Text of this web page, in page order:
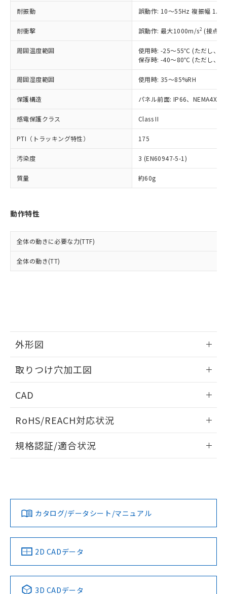
耐振動 誤動作: 10～55Hz 複振幅
耐衝撃 誤動作: 最大1000m/s2 (接点
周囲温度範囲
使用時: -25～55℃ (ただし、氷
保存時: -40～80℃ (ただし、氷
周囲湿度範囲 使用時: 35～85%RH
保護構造 パネル前面: IP66、NEMA4X,
感電保護クラス Class II
PTI（トラッキング特性） 175
汚染度 3 (EN60947-5-1)
質量 約60g
動作特性
全体の動きに必要な力(TTF)
全体の動き(TT)
外形図
取りつけ穴加工図
CAD
ドすることができます。
ログイン/会員登録
ダウンロードデータをご利用いただく前に、以下を必ずお読
みください。
ソフトウェアの使用条件
RoHS/REACH対応状況
EU RoHS 注意事項・凡例
対応済み
中国 RoHS 注意事項・凡例
規格認証/適合状況
カタログ/データシート/マニュアル
2D CADデータ
3D CADデータ
記載している更新日時点での社内デー
タに基づき作成されるものであり、閲
覧された時点での実際の在庫および標
準価格とは異なる場合があることをご
正式な納期状況および標準価格はお客
様のお取引先、またはお客様担当のオ
ムロン制御機器販売店・当社販売員に
オムロン制御機器販売店や当社販売拠
販売ネットワーク
」をご確認
ください。
在庫状況および標準価格結果を当社の
事前の承諾なく第三者に漏洩または開
示しないようお願いします。
マイパーツ機能（部品リスト作成サー
ビス）をご利用いただくには、I-Web
メンバーズにご登録されている必要が
および当社の共同利用者が、当社の製
品・サービスに関するお客様との取
をご了承ください。
※当社の共同利用者とは、"個人情報
鉛(Pb) 1000ppm以下、 水銀(Hg) 1000ppm以下、 カド
六価クロム(Cr(Ⅵ)) 1000ppm以下、ポリ臭化ビフェニル
類(PBB) 1000ppm以下、ポリ臭化ジフェニルエーテル類
(PBDE) 1000ppm以下、フタル酸ビス(2-エチルヘキシ
ル) (DEHP)(別名：DOP) 1000ppm以下、フタル酸ブチ
ルベンジル（BBP） 1000ppm以下、フタル酸ジブチル
（DBP） 1000ppm以下、フタル酸ジイソブチル
(DIBP) 1000ppm以下
但し、RoHS指令で産業用監視および制御機器に対する
適用除外項目は除く。
フタル酸エステル類の４物質については閾値を超える意
図的な使用がないことを確認しています。
※2 対応予定月
部品在庫の切り替え状況などにより、予定
月が前後することがあります。
下記の非含有証明書をダウンロードするこ
とができます。
EU RoHS指令（10物質）の非含有証明書
物質の対応では、対応完了までの期間は出
荷製品に未対応品が混在することから備考
既に当社にて対応品への在庫切替を完了
していることから、特段のことがない限
り、2022年1月12日より割愛しておりま
*中国RoHS10物質の基準値 (GB/T26572)：
Pb(鉛) :1000ppm、 Hg(水銀) : 1000ppm、 Cd(カドミウ
Cr(Ⅵ)(六価クロム) : 1000ppm、 PBBs(ポリ臭化ビフェ
ニル類) : 1000ppm、 PBDEs(ポリ臭化ジフェニルエーテ
ル) : 1000ppm、
DEHP(フタル酸ビス(2-エチルヘキシル)) : 1000ppm
※2 環境保護使用期限
「ｅ」：有害物質（10物質）のすべてが基
準値以下であることを示します。
「10」：通常の使用状況下において有害物
質が外部に漏えいし、環境に深刻な影響を
及ぼさない年数を意味します。
（以下｢規制貨物等」という）を輸出
または国外への提供する場合は、日本
国政府の輸出許可(または役務取引許
可)を取得するなどの必要な手続きを
当社は規制貨物を破棄する場合は、完
全に破砕するなど、違法に輸出されな
いよう必要な手段を講じます。
当社は貴社製品を、核兵器、ミサイ
ル、化学兵器、生物兵器またはその他
武器並びにこれらの製造装置等に一切
使用いたしません。
当社は、貴社製品を第三者に販売する
場合は、上記1、2および3の内容を当
該第三者に通知します。また当社は、
販売先および販売に係わる関係者が違
法に輸出するおそれがある場合は、取
り引きをいたしません。
○ 一定数以上の在庫あり
△ 一定数には満たないが在庫あり
在庫なし(最新の在庫状況につ
いては、お客様のお取引先、ま
たはお客様担当のオムロン制御
機器販売店・当社販売員にご確
認ください)
受注生産機種、また在庫状況の
情報を公開していない機種